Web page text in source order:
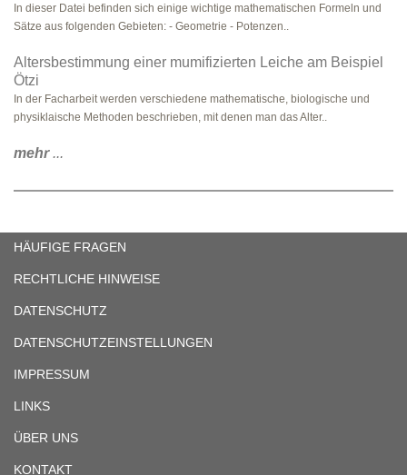
In dieser Datei befinden sich einige wichtige mathematischen Formeln und
Sätze aus folgenden Gebieten: - Geometrie - Potenzen..
Altersbestimmung einer mumifizierten Leiche am Beispiel
Ötzi
In der Facharbeit werden verschiedene mathematische, biologische und
physiklaische Methoden beschrieben, mit denen man das Alter..
mehr...
HÄUFIGE FRAGEN
RECHTLICHE HINWEISE
DATENSCHUTZ
DATENSCHUTZEINSTELLUNGEN
IMPRESSUM
LINKS
ÜBER UNS
KONTAKT